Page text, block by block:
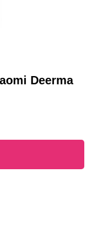
Deerma